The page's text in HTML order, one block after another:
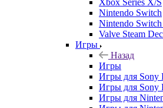
Xbox Series X/S
Nintendo Switch
Nintendo Switch
Valve Steam
Игры
Назад
Игры
Игры для Sony
Игры для Sony
Игры для